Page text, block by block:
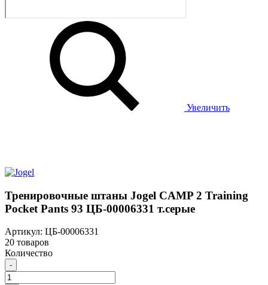
Увеличить
Тренировочные штаны Jogel CAMP 2 Training
Pocket Pants 93 ЦБ-00006331 т.серые
Артикул: ЦБ-00006331
20 товаров
Количество
-